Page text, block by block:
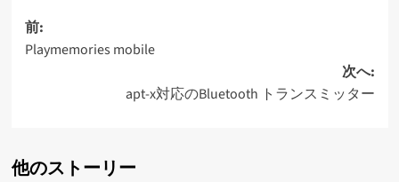
投
稿
前:
Playmemories mobile
次へ:
apt-x対応のBluetooth トランスミッター
他のストーリー